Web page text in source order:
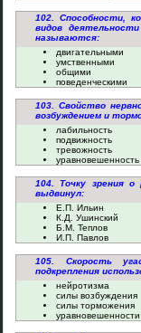
102. Способности,
видов
называются:
двигательными
умственными
общими
поведенческими
103. Свойство
возбуждением и
лабильность
подвижность
тревожность
уравновешенность
104. Точку зрения о
выдвинул:
Е.П. Ильин
К.Д. Ушинский
Б.М. Теплов
И.П. Павлов
105. Скорость
подкрепления
нейротизма
силы возбуждения
силы торможения
уравновешенности